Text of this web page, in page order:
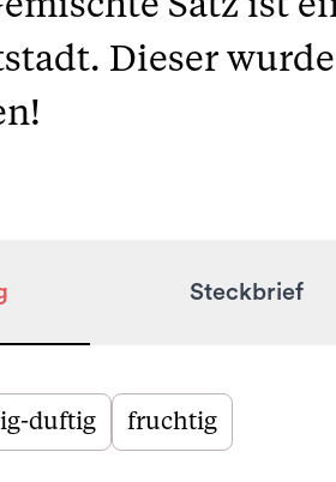
Dieser
Steckbrief
duftig fruchtig